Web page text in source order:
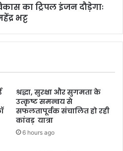
का ट्रिपल इंजन दौड़ेगाः
भट्ट
श्रद्धा, सुरक्षा और सुगमता के
उत्कृष्ट समन्वय से
सफलतापूर्वक संचालित हो रही
कांवड़ यात्रा
6 hours ago